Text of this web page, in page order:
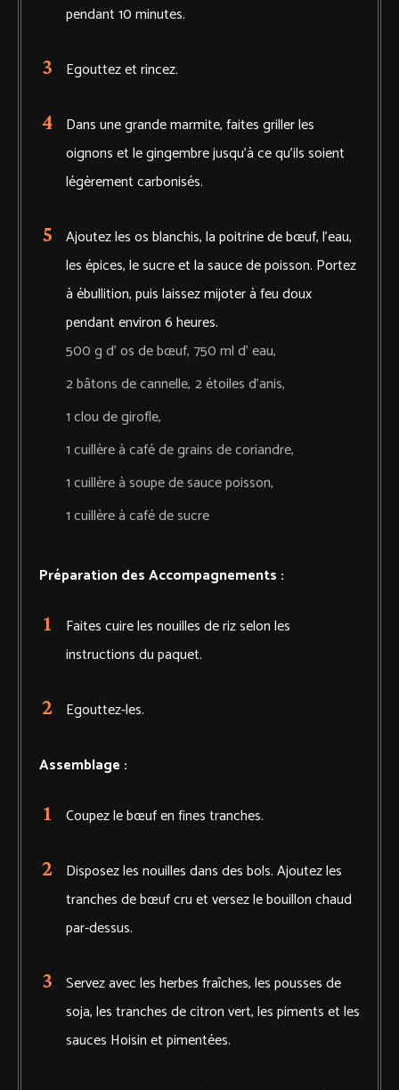
pendant 10 minutes.
Egouttez et rincez.
Dans une grande marmite, faites griller les
oignons et le gingembre jusqu’à ce qu’ils soient
légèrement carbonisés.
Ajoutez les os blanchis, la poitrine de bœuf, l’eau,
les épices, le sucre et la sauce de poisson. Portez
à ébullition, puis laissez mijoter à feu doux
pendant environ 6 heures.
500 g d' os de bœuf, 750 ml d' eau,
2 bâtons de cannelle, 2 étoiles d’anis,
1 clou de girofle,
1 cuillère à café de grains de coriandre,
1 cuillère à soupe de sauce poisson,
1 cuillère à café de sucre
Préparation des Accompagnements :
Faites cuire les nouilles de riz selon les
instructions du paquet.
Egouttez-les.
Assemblage :
Coupez le bœuf en fines tranches.
Disposez les nouilles dans des bols. Ajoutez les
tranches de bœuf cru et versez le bouillon chaud
par-dessus.
Servez avec les herbes fraîches, les pousses de
soja, les tranches de citron vert, les piments et les
sauces Hoisin et pimentées.